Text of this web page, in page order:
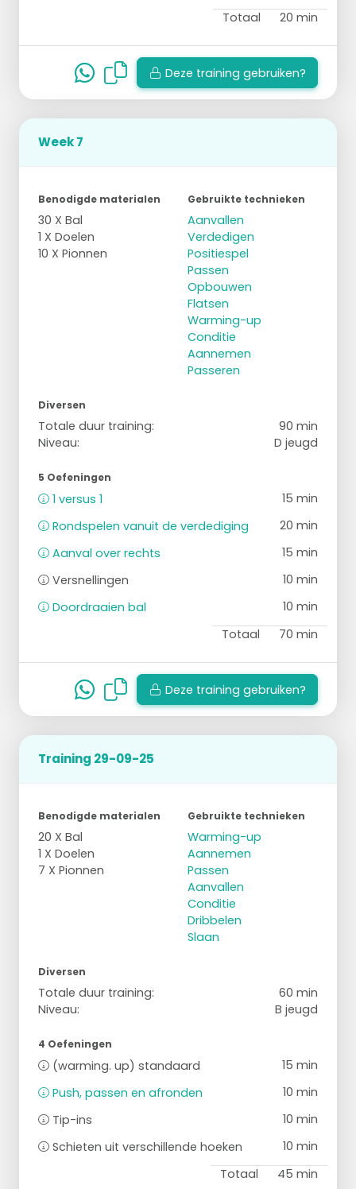
Totaal 20 min
Deze training gebruiken?
Week 7
Benodigde materialen
30 X Bal
1 X Doelen
10 X Pionnen
Gebruikte technieken
Aanvallen
Verdedigen
Positiespel
Passen
Opbouwen
Flatsen
Warming-up
Conditie
Aannemen
Passeren
Diversen
Totale duur training:
90 min
Niveau:
D jeugd
5 Oefeningen
1 versus 1
15 min
Rondspelen vanuit de verdediging
20 min
Aanval over rechts
15 min
Versnellingen
10 min
Doordraaien bal
10 min
Totaal
70 min
Deze training gebruiken?
Training 29-09-25
Benodigde materialen
20 X Bal
1 X Doelen
7 X Pionnen
Gebruikte technieken
Warming-up
Aannemen
Passen
Aanvallen
Conditie
Dribbelen
Slaan
Diversen
Totale duur training:
60 min
Niveau:
B jeugd
4 Oefeningen
(warming. up) standaard
15 min
Push, passen en afronden
10 min
Tip-ins
10 min
Schieten uit verschillende hoeken
10 min
Totaal
45 min